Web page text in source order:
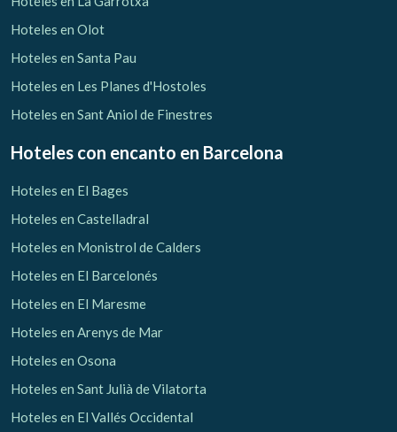
Verificar localizador
Hoteles en Olot
Hoteles en Santa Pau
Hoteles en Les Planes d'Hostoles
Hoteles en Sant Aniol de Finestres
Hoteles con encanto en Barcelona
Hoteles en El Bages
Hoteles en Castelladral
Hoteles en Monistrol de Calders
Hoteles en El Barcelonés
Hoteles en El Maresme
Hoteles en Arenys de Mar
Hoteles en Osona
Hoteles en Sant Julià de Vilatorta
Hoteles en El Vallés Occidental